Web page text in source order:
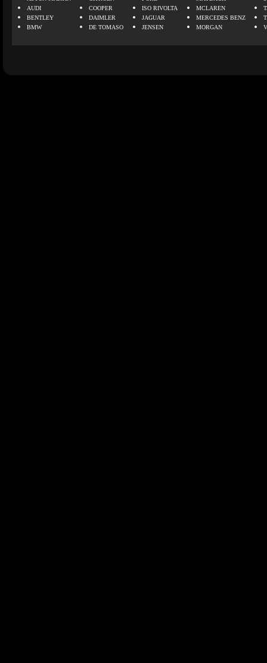
AUDI
BENTLEY
BMW
COOPER
DAIMLER
DE TOMASO
ISO RIVOLTA
JAGUAR
JENSEN
MCLAREN
MERCEDES BENZ
MORGAN